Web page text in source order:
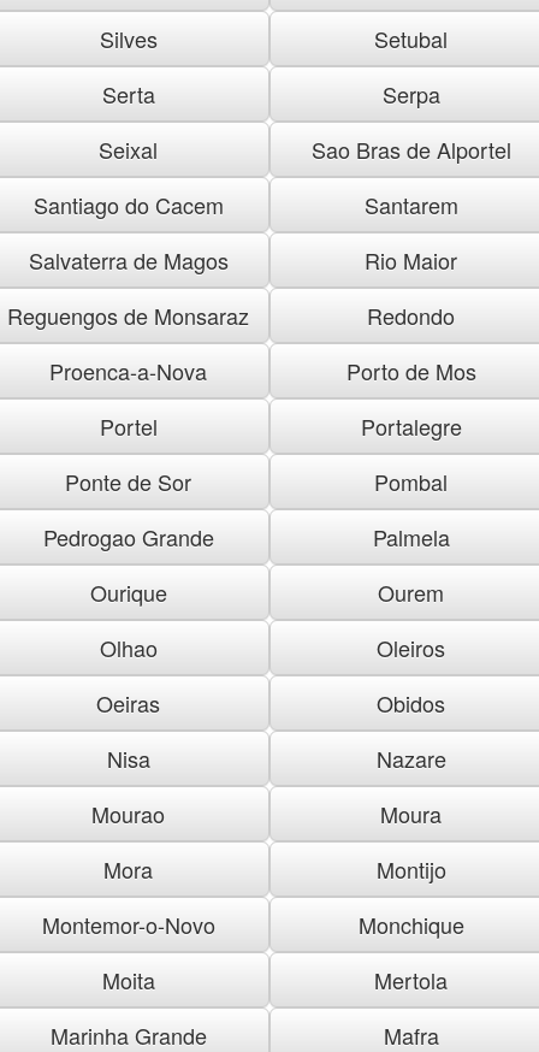
Silves
Setubal
Serta
Serpa
Seixal
Sao Bras de Alportel
Santiago do Cacem
Santarem
Salvaterra de Magos
Rio Maior
Reguengos de Monsaraz
Redondo
Proenca-a-Nova
Porto de Mos
Portel
Portalegre
Ponte de Sor
Pombal
Pedrogao Grande
Palmela
Ourique
Ourem
Olhao
Oleiros
Oeiras
Obidos
Nisa
Nazare
Mourao
Moura
Mora
Montijo
Montemor-o-Novo
Monchique
Moita
Mertola
Marinha Grande
Mafra